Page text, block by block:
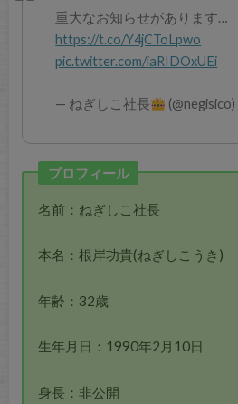
重大なお知らせがあります…
https://t.co/Y4jCToLpwo
pic.twitter.com/iaRIDOxUEi
— ねぎしこ社長 (@negisico)
プロフィール
名前：ねぎしこ社長
本名：根岸功貴(ねぎしこうき)
年齢：32歳
生年月日：1990年2月10日
身長：非公開